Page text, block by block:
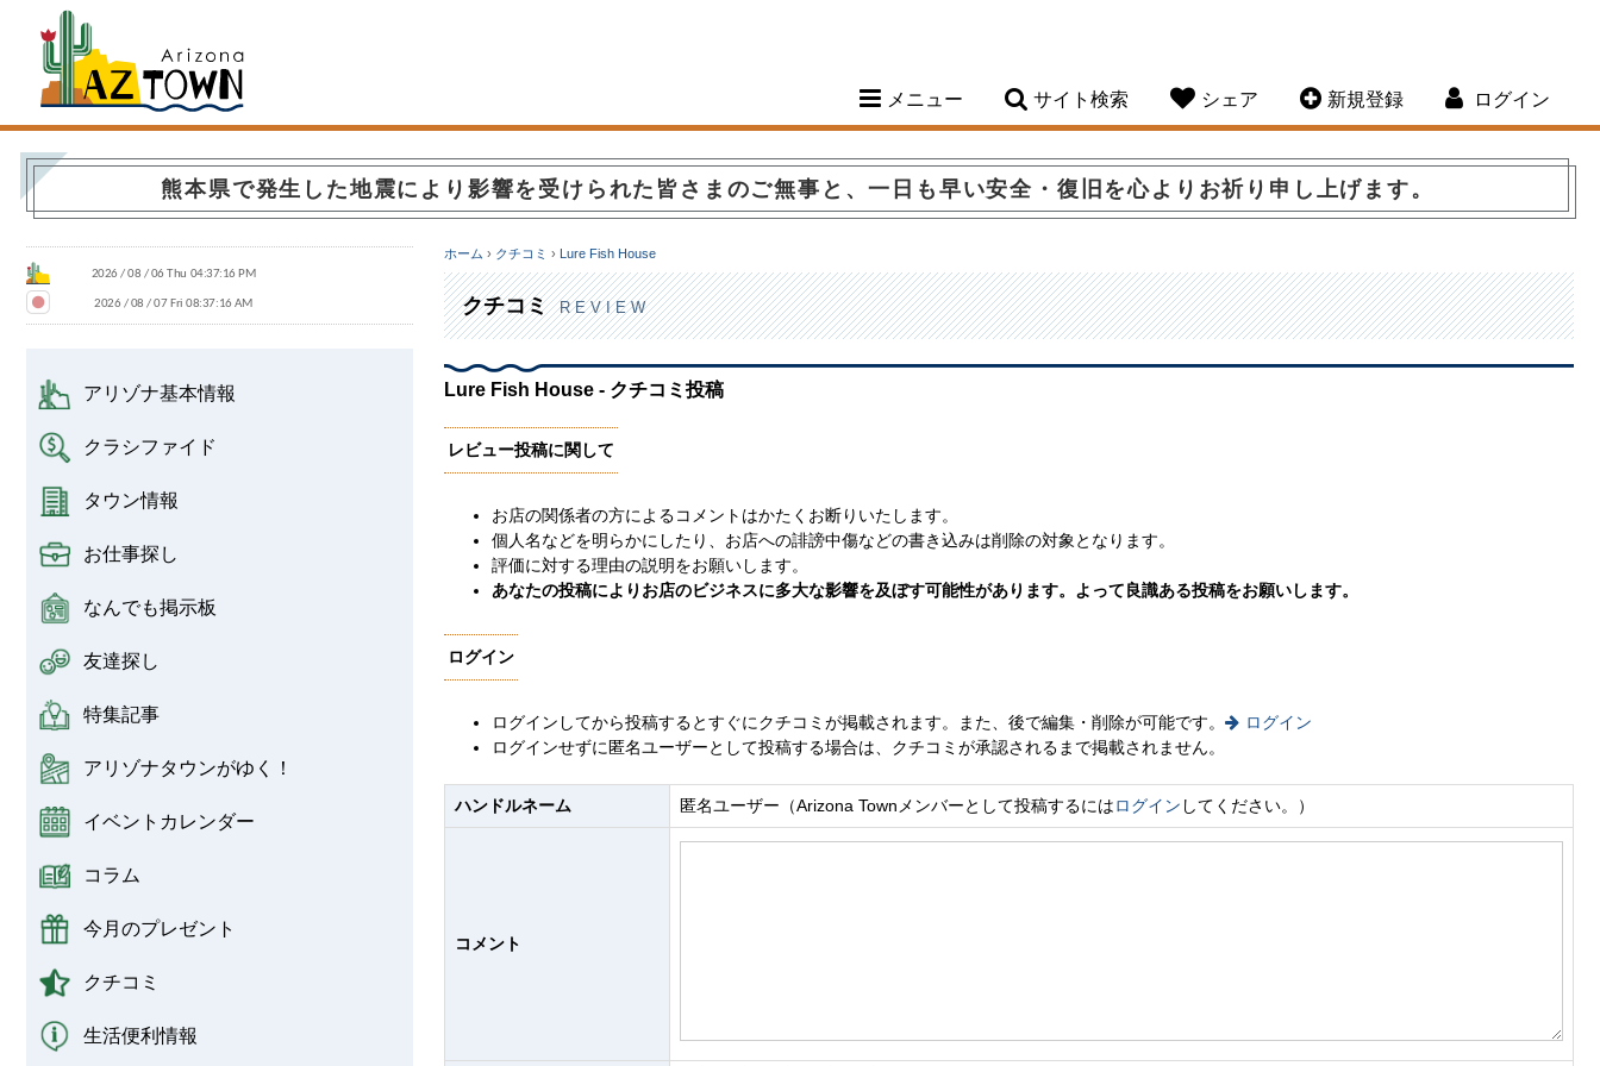
メニュー サイト検索 シェア 新規登録 ログイン
熊本県で発生した地震により影響を受けられた皆さまのご無事と、一日も早い安全・復旧を心よりお祈り申し上げます。
アリゾナ基本情報
クラシファイド
タウン情報
お仕事探し
なんでも掲示板
友達探し
特集記事
アリゾナタウンがゆく！
イベントカレンダー
コラム
今月のプレゼント
クチコミ
生活便利情報
ホーム › クチコミ › Lure Fish House
クチコミ REVIEW
Lure Fish House - クチコミ投稿
レビュー投稿に関して
お店の関係者の方によるコメントはかたくお断りいたします。
個人名などを明らかにしたり、お店への誹謗中傷などの書き込みは削除の対象となります。
評価に対する理由の説明をお願いします。
あなたの投稿によりお店のビジネスに多大な影響を及ぼす可能性があります。よって良識ある投稿をお願いします。
ログイン
ログインしてから投稿するとすぐにクチコミが掲載されます。また、後で編集・削除が可能です。
ログイン
ログインせずに匿名ユーザーとして投稿する場合は、クチコミが承認されるまで掲載されません。
ハンドルネーム 匿名ユーザー（Arizona Townメンバーとして投稿するにはログイン してください。）
コメント